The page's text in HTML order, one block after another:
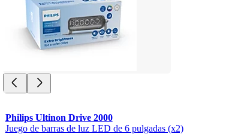
Philips Ultinon Drive 2000
Juego de barras de luz LED de 6 pulgadas (x2)